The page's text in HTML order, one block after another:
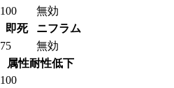
100
無効
即死
ニフラム
75
無効
属性耐性低下
100